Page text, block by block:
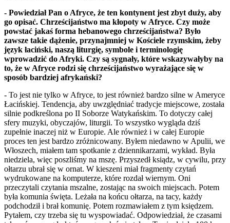
- Powiedział Pan o Afryce, że ten kontynent jest zbyt duży, aby
go opisać. Chrześcijaństwo ma kłopoty w Afryce. Czy może
powstać jakaś forma hebanowego chrześcijaństwa? Było
zawsze takie dążenie, przynajmniej w Kościele rzymskim, żeby
język łaciński, naszą liturgię, symbole i terminologię
wprowadzić do Afryki. Czy są sygnały, które wskazywałyby na
to, że w Afryce rodzi się chrześcijaństwo wyrażające się w
sposób bardziej afrykański?
- To jest nie tylko w Afryce, to jest również bardzo silne w Ameryce
Łacińskiej. Tendencja, aby uwzględniać tradycje miejscowe, została
silnie podkreślona po II Soborze Watykańskim. To dotyczy całej
sfery muzyki, obyczajów, liturgii. To wszystko wygląda dziś
zupełnie inaczej niż w Europie. Ale również i w całej Europie
proces ten jest bardzo zróżnicowany. Byłem niedawno w Apulii, we
Włoszech, miałem tam spotkanie z dziennikarzami, wykład. Była
niedziela, więc poszliśmy na mszę. Przyszedł ksiądz, w cywilu, przy
ołtarzu ubrał się w ornat. W kieszeni miał fragmenty czytań
wydrukowane na komputerze, które rozdał wiernym. Oni
przeczytali czytania mszalne, zostając na swoich miejscach. Potem
była komunia święta. Leżała na końcu ołtarza, na tacy, każdy
podchodził i brał komunię. Potem rozmawiałem z tym księdzem.
Pytałem, czy trzeba się tu wyspowiadać. Odpowiedział, że czasami